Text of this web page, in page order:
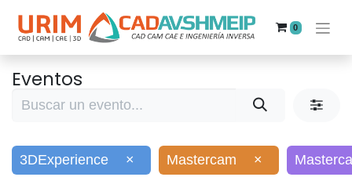
0
Eventos
3DExperience × Mastercam ×